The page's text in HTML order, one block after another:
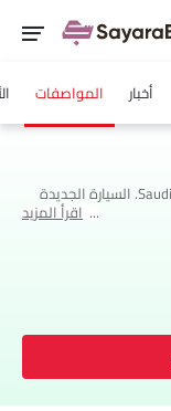
أخبار المواصفات
تتوفر تيسلا موديل إكس بمحرك إليكتريك في Saudi Arabia. السيارة الجديدة
اقرأ المزيد